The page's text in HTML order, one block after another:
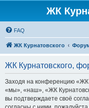
ЖК
FAQ
ЖК Курнатовского
ЖК Курнатовского,
Заходя на конференцию «ЖК
«мы», «наш», «ЖК
вы подтверждаете своё